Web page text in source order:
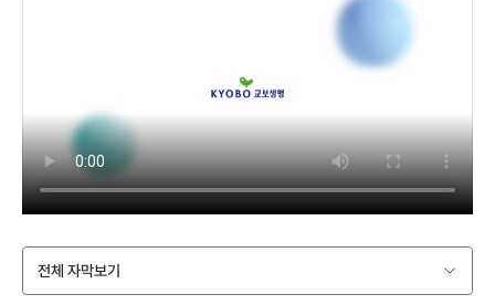
전체 자막보기